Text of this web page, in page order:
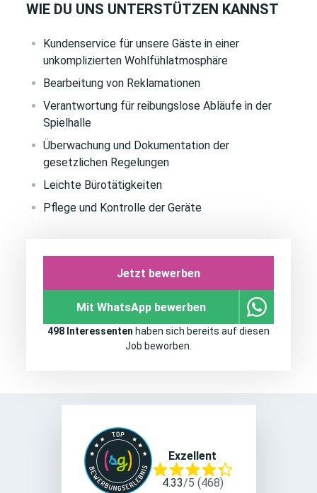
WIE DU UNS UNTERSTÜTZEN KANNST
Kundenservice für unsere Gäste in einer
unkomplizierten Wohlfühlatmosphäre
Bearbeitung von Reklamationen
Verantwortung für reibungslose Abläufe in der
Spielhalle
Überwachung und Dokumentation der
gesetzlichen Regelungen
Leichte Bürotätigkeiten
Pflege und Kontrolle der Geräte
Jetzt bewerben
Mit WhatsApp bewerben
498 Interessenten haben sich bereits auf diesen
Job beworben.
Exzellent
4.33/5 (468)